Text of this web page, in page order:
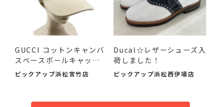
GUCCI コットンキャンバ
スベースボールキャップ
S...
ピックアップ浜松宮竹店
Ducal☆レザーシューズ入
荷しました！
ピックアップ浜松西伊場店